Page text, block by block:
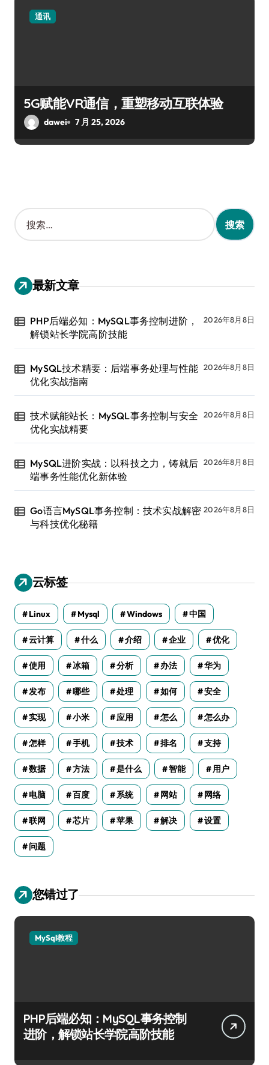
通讯
5G赋能VR通信，重塑移动互联体验
dawei 7 月 25, 2026
搜
索
：
最新文章
PHP后端必知：MySQL事务控制进阶，
解锁站长学院高阶技能
2026年8月8日
MySQL技术精要：后端事务处理与性能
优化实战指南
2026年8月8日
技术赋能站长：MySQL事务控制与安全
优化实战精要
2026年8月8日
MySQL进阶实战：以科技之力，铸就后
端事务性能优化新体验
2026年8月8日
Go语言MySQL事务控制：技术实战解密
与科技优化秘籍
2026年8月8日
云标签
Linux Mysql Windows 中国
云计算 什么 介绍 企业 优化
使用 冰箱 分析 办法 华为
发布 哪些 处理 如何 安全
实现 小米 应用 怎么 怎么办
怎样 手机 技术 排名 支持
数据 方法 是什么 智能 用户
电脑 百度 系统 网站 网络
联网 芯片 苹果 解决 设置
问题
您错过了
MySql教程
PHP后端必知：MySQL事务控制
进阶，解锁站长学院高阶技能